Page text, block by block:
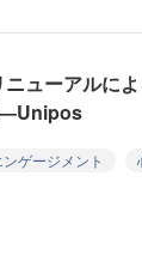
ニューアルに
―Unipos
ンゲージメント